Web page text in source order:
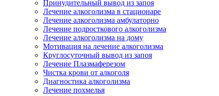
Принудительный вывод из запоя
Лечение алкоголизма в стационаре
Лечение алкоголизма амбулаторно
Лечение подросткового алкоголизма
Лечение алкоголизма на дому
Мотивация на лечение алкоголизма
Круглосуточный вывод из запоя
Лечение Плазмаферезом
Чистка крови от алкоголя
Диагностика алкоголизма
Лечение похмелья